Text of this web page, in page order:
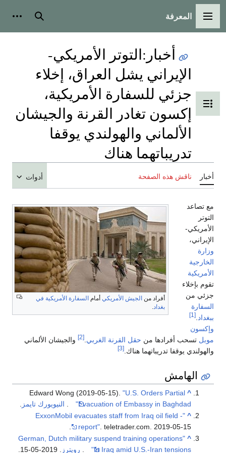
القائمة الرئيسية
المعرفة بحث
تبديل عرض جدول المحتويات
أخبار :التوتر الأمريكي-
الإيراني يشل العراق، إخلاء
جزئي للسفارة الأمريكية،
إكسون تغادر القرنة والجيشان
الألماني والهولندي يوقفا
تدريباتهما هناك
أخبار ناقش هذه الصفحة أدوات
أفراد من الجيش الأمريكي أمام السفارة الأمريكية في
بغداد.
مع تصاعد
التوتر
الأمريكي-
الإيراني،
وزارة
الخارجية
الأمريكية
تقوم بإخلاء
جزئي من
السفارة
ببغداد [1]
وإكسون
موبل تسحب أفرادها من حقل القرنة الغربي [2]
والجيشان الألماني
والهولندي يوقفا تدريباتهما هناك. [3]
الهامش
^
Edward Wong (2019-05-15)."U.S. Orders Partial
Evacuation of Embassy in Baghdad"
النيويورك تايمز
^
"ExxonMobil evacuates staff from Iraq oil field -
report" . teletrader.com. 2019-05-15.
^
"German, Dutch military suspend training operations
in Iraq amid U.S.-Iran tensions"
. رويترز . 2019-05-15.